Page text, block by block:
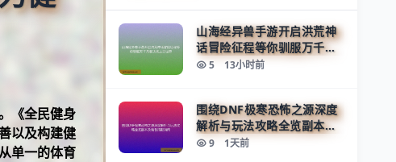
《全民健身
以及构建健
单一的体育
山海经异兽手游开启洪荒神
话冒险征程等你驯服万千灵
兽决战上古世界
5 13小时前
围绕DNF极寒恐怖之源深度
解析与玩法攻略全览副本及
装备搭配指南
9 1天前